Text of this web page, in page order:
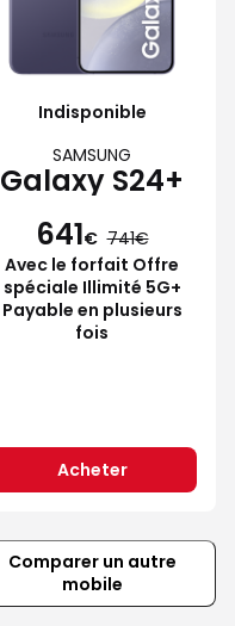
Indisponible
SAMSUNG
Galaxy S24+
641€ 741
Avec le forfait Offre
spéciale Illimité 5G+
Payable en plusieurs
fois
Acheter
Comparer un autre
mobile